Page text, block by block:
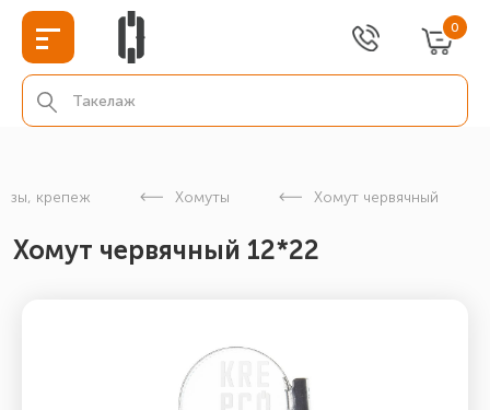
0
крепеж Хомуты Хомут червячный
Хомут червячный 12*22